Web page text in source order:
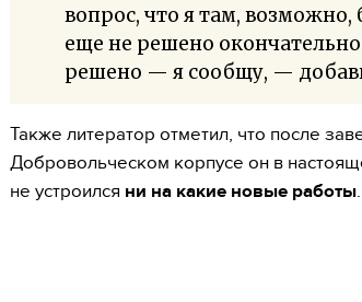
вопрос, что я там, возможно,
еще не решено
решено — я сообщу, —
Также литератор отметил, что после
Добровольческом корпусе он в
не устроился ни на какие новые работы